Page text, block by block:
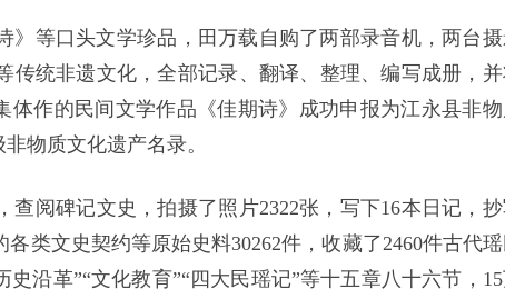
》等口头文学珍品，田万载自购了两部录音机，两台
传统非遗文化，全部记录、翻译、整理、编写成册，
体作的民间文学作品《佳期诗》成功申报为江永县非
物质文化遗产名录。
阅碑记文史，拍摄了照片2322张，写下16本日记，
类文史契约等原始史料30262件，收藏了2460件古代
沿革”“文化教育”“四大民瑶记”等十五章八十六节，